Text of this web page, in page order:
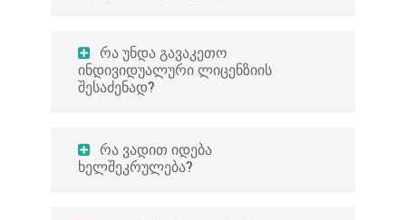
რა უნდა გავაკეთო
ინდივიდუალური ლიცენზიის
შესაძენად?
რა ვადით იდება
ხელშეკრულება?